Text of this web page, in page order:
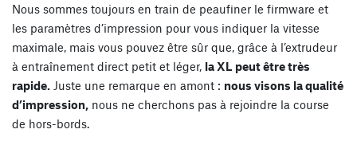
Nous sommes toujours en train de peaufiner le firmware et
les paramètres d’impression pour vous indiquer la vitesse
maximale, mais vous pouvez être sûr que, grâce à l’extrudeur
à entraînement direct petit et léger, la XL peut être très
rapide. Juste une remarque en amont : nous visons la qualité
d’impression, nous ne cherchons pas à rejoindre la course
de hors-bords.